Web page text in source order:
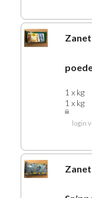
1 x kg
1 x kg
login